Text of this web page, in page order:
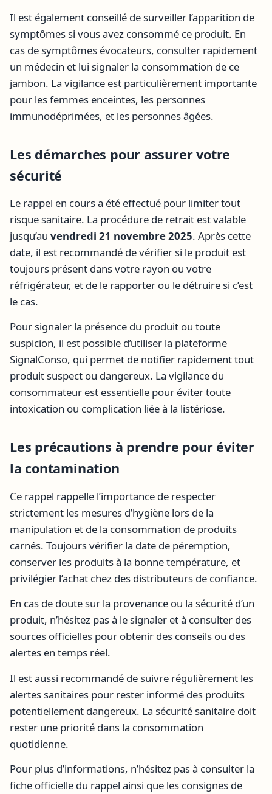
Il est également conseillé de surveiller l’apparition de
symptômes si vous avez consommé ce produit. En
cas de symptômes évocateurs, consulter rapidement
un médecin et lui signaler la consommation de ce
jambon. La vigilance est particulièrement importante
pour les femmes enceintes, les personnes
immunodéprimées, et les personnes âgées.
Les démarches pour assurer votre
sécurité
Le rappel en cours a été effectué pour limiter tout
risque sanitaire. La procédure de retrait est valable
jusqu’au vendredi 21 novembre 2025. Après cette
date, il est recommandé de vérifier si le produit est
toujours présent dans votre rayon ou votre
réfrigérateur, et de le rapporter ou le détruire si c’est
le cas.
Pour signaler la présence du produit ou toute
suspicion, il est possible d’utiliser la plateforme
SignalConso, qui permet de notifier rapidement tout
produit suspect ou dangereux. La vigilance du
consommateur est essentielle pour éviter toute
intoxication ou complication liée à la listériose.
Les précautions à prendre pour éviter
la contamination
Ce rappel rappelle l’importance de respecter
strictement les mesures d’hygiène lors de la
manipulation et de la consommation de produits
carnés. Toujours vérifier la date de péremption,
conserver les produits à la bonne température, et
privilégier l’achat chez des distributeurs de confiance.
En cas de doute sur la provenance ou la sécurité d’un
produit, n’hésitez pas à le signaler et à consulter des
sources officielles pour obtenir des conseils ou des
alertes en temps réel.
Il est aussi recommandé de suivre régulièrement les
alertes sanitaires pour rester informé des produits
potentiellement dangereux. La sécurité sanitaire doit
rester une priorité dans la consommation
quotidienne.
Pour plus d’informations, n’hésitez pas à consulter la
fiche officielle du rappel ainsi que les consignes de